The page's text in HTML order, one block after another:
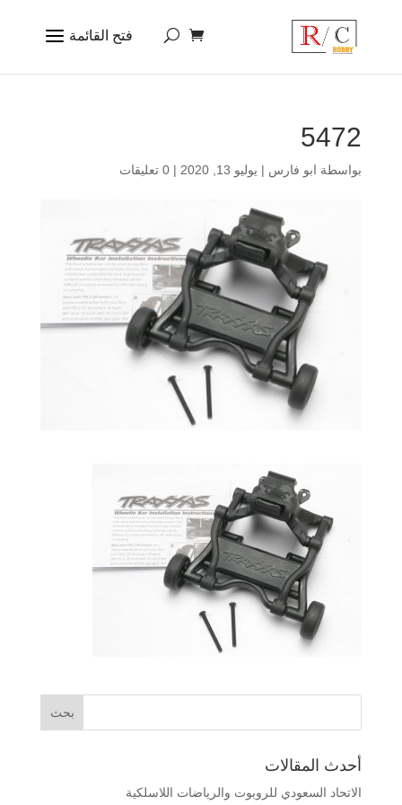
5472
بواسطة ابو فارس | يوليو 13, 2020 | 0 تعليقات
أحدث المقالات
الاتحاد السعودي للروبوت والرياضات اللاسلكية